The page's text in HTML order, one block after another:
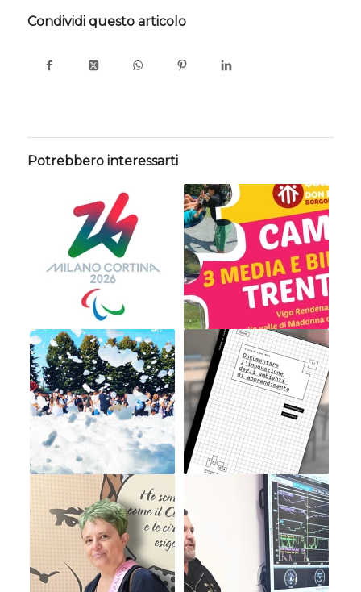
Condividi questo articolo
Potrebbero interessarti